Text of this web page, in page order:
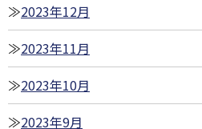
2023年12月
2023年11月
2023年10月
2023年9月